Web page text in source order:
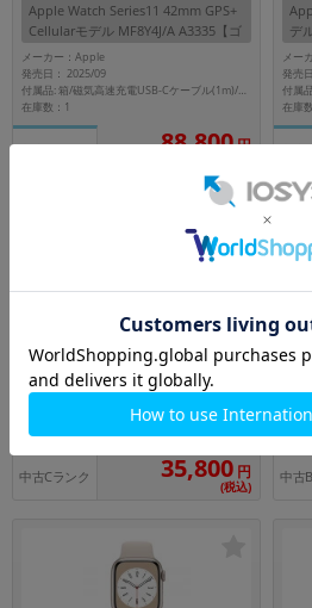
Apple Watch Series11 42mm GPS+
Cellularモデル MF8Y4J/A A3335【ゴ
ールドチタニウムケース/ゴールドミ
ラネーゼループ】
メーカー：Apple
発売日： 2025/09
付属品: 箱/磁気高速充電USB-Cケーブル(1m)/ゴールドミラネーゼループ/マニュアル
在庫数：1
88,800円
デ
【
ー
メー
発売
在庫
【バンド無し】Apple Watch Series9
45mm GPS+Cellularモデル MRQN3
J/A A2984【グラファイトステンレス
スチールケース】
メーカー：Apple
発売日： 2023/09
在庫数：2
中古Cランク 35,800 円
(税込)
【
ナ
在庫
中古